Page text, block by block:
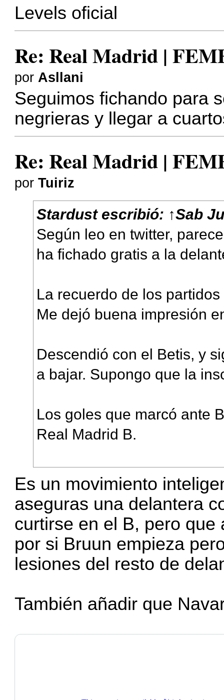
Levels oficial
Re: Real Madrid |
por Asllani
Seguimos fichando para
negrieras y llegar a
Re: Real Madrid |
porTuiriz
Stardustescribió: ↑Sab
Según leo en twitter,
ha fichado gratis a la
La recuerdo de los
Me dejó buena impresión
Descendió con el Betis, y
a bajar. Supongo que la
Los goles que marcó ante
Real Madrid B.
Es un movimiento
aseguras una delantera
curtirse en el B, pero
por si Bruun empieza
lesiones del resto de
También añadir que